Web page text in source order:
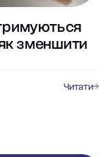
як зменшити
Читати